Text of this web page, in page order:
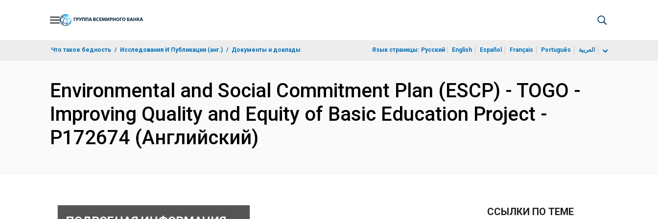
Что такое бедность Исследования И Публикации (анг.) Документы и доклады Язык страницы: Русский English Español Français Português العربية
Environmental and Social Commitment Plan (ESCP) - TOGO -
Improving Quality and Equity of Basic Education Project -
P172674 (Английский)
ССЫЛКИ ПО ТЕМЕ